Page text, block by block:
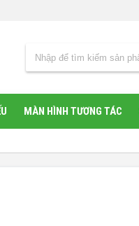
MÀN HÌNH TƯƠNG TÁC